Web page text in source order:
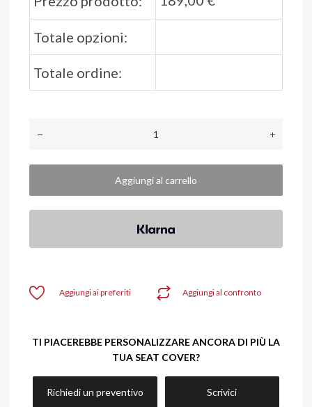
Totale opzioni:
Totale ordine:
Aggiungi al carrello
Aggiungi al confronto
Aggiungi ai preferiti
TI PIACEREBBE PERSONALIZZARE ANCORA DI PIÙ LA
TUA SEAT COVER?
Richiedi un preventivo Scrivici